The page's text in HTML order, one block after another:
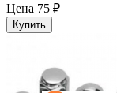
Цена 75 ₽